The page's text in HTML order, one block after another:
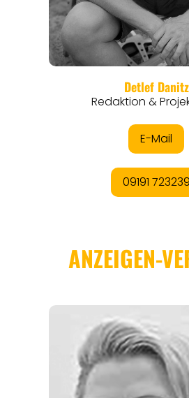
REGIONEN
EVENTS